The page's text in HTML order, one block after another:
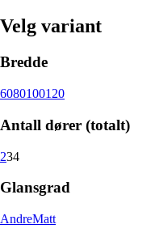
Velg variant
Bredde
6080100120
Antall dører (totalt)
234
Glansgrad
AndreMatt